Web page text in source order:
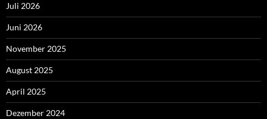
Juli 2026
Juni 2026
November 2025
August 2025
April 2025
Dezember 2024